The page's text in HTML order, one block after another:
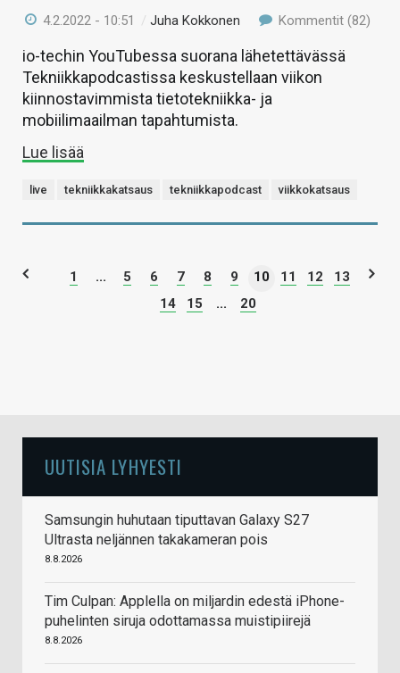
4.2.2022 - 10:51 /Juha Kokkonen Kommentit (82)
io-techin YouTubessa suorana lähetettävässä
Tekniikkapodcastissa keskustellaan viikon
kiinnostavimmista tietotekniikka- ja
mobiilimaailman tapahtumista.
Lue lisää
live tekniikkakatsaus tekniikkapodcast viikkokatsaus
1 ... 5 6 7 8 9 10 11 12
13
14
15 ... 20
UUTISIA LYHYESTI
Samsungin huhutaan tiputtavan Galaxy S27
Ultrasta neljännen takakameran pois
8.8.2026
Tim Culpan: Applella on miljardin edestä iPhone-
puhelinten siruja odottamassa muistipiirejä
8.8.2026